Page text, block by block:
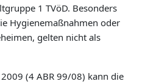
1 TVöD. Besonders
Hygienemaßnahmen oder
gelten nicht als
(4 ABR 99/08) kann die